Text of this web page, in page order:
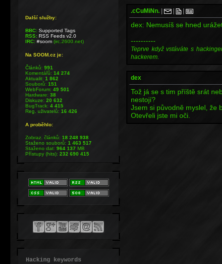
.cCuMiNn.
dex: Nemusíš se hned
----------
Teprve když vstáváte s
hackerem.
dex
Tož já se s tim příště srát
nestojí?
Jsem si původně myslel, že
Otevřeli jste mi oči.
Další služby:
BBC: Supported Tags
RSS: RSS Feeds v2.0
IRC: #soom(irc.2600.net)
Na SOOM.cz je:
Článků:991
Komentářů:14 274
Aktualit:1 862
Souborů:151
WebForum:49 501
Hardware:38
Diskuze:20 632
BugTrack:4 415
Reg. uživatelů:16 426
A proběhlo:
Zobraz. článků:18 248 938
Staženo souborů:1 463 517
Staženo dat:964 137MB
Přístupy (hits):232 690 415
Hacking keywords